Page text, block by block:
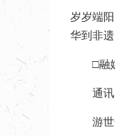
岁岁端
华到非
□融
通
游